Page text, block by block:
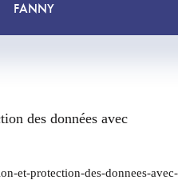
FANNY
des données avec
et-protection-des-donnees-avec-